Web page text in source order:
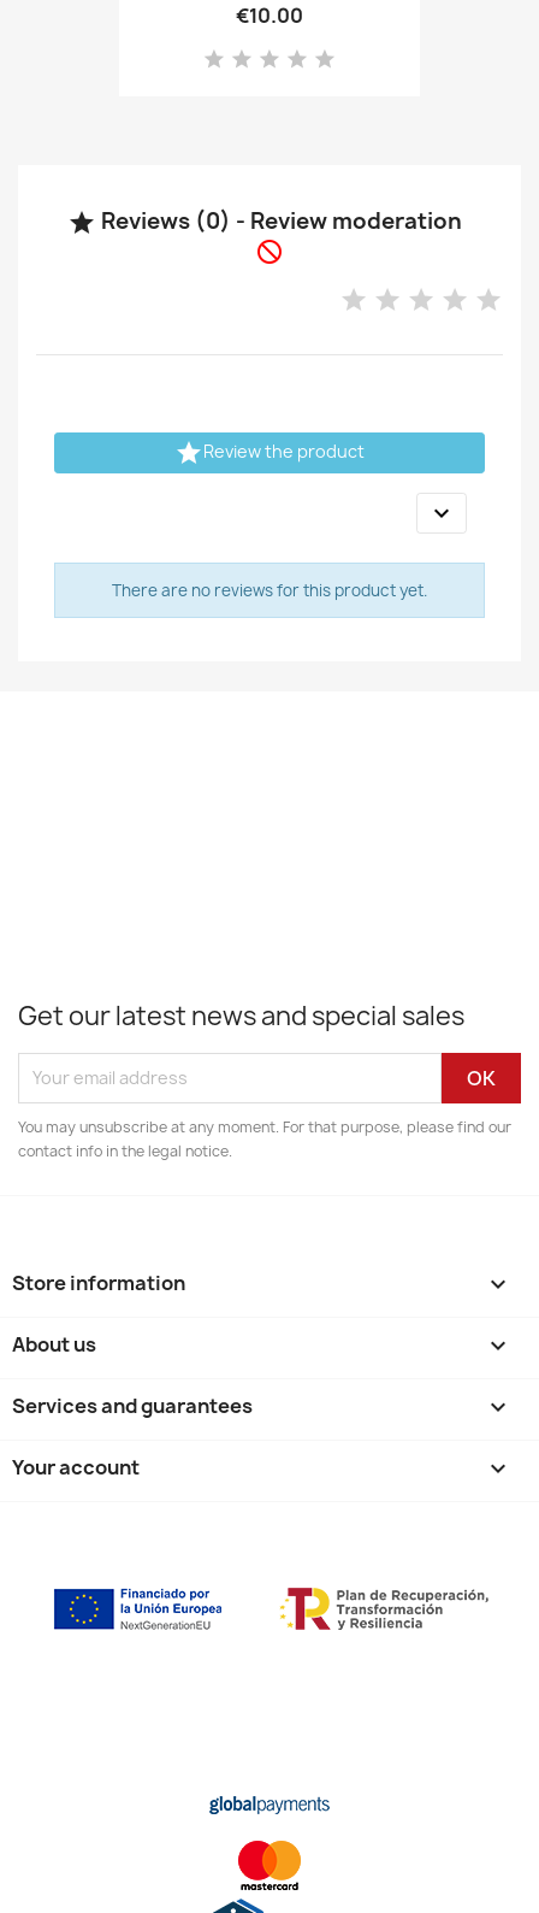
€10.00
 Reviews (0) - Review moderation

Review the product

There are no reviews for this product yet.
Get our latest news and special sales
You may unsubscribe at any moment. For that purpose, please find our
contact info in the legal notice.
Store information keyboard_arrow_down
About us 
Services and guarantees 
Your account 